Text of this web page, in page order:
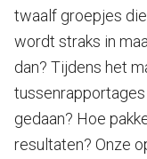
twaalf groepjes
wordt straks in
dan? Tijdens het
tussenrapportages
gedaan? Hoe
resultaten? Onze